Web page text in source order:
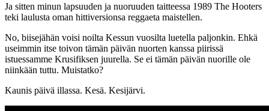
Ja sitten minun lapsuuden ja nuoruuden taitteessa 1989 The Hooters
teki laulusta oman hittiversionsa reggaeta maistellen.
No, biisejähän voisi noilta Kessun vuosilta luetella paljonkin. Ehkä
useimmin itse toivon tämän päivän nuorten kanssa piirissä
istuessamme Krusifiksen juurella. Se ei tämän päivän nuorille ole
niinkään tuttu. Muistatko?
Kaunis päivä illassa. Kesä. Kesijärvi.